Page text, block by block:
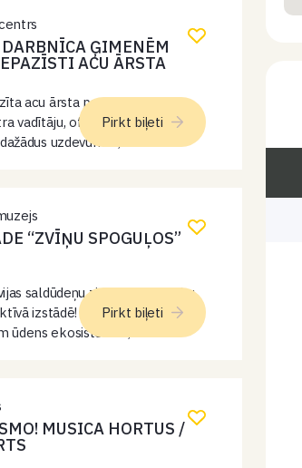
ĢIMENĒM
ACU ĀRSTA
acu ārsta profesija kopā ar
vadītāju, oftalmologu Kasparu
uzdevumus, uzzinās
Pirkt biļeti
“ZVĪŅU SPOGUĻOS”
saldūdeņu zivju daudzveidību
izstādē! Uzzini, kā dzīvo zivis,
ūdens ekosistēmās, kā arī
Pirkt biļeti
MUSICA HORTUS /